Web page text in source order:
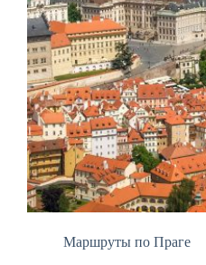
Маршруты по Праге